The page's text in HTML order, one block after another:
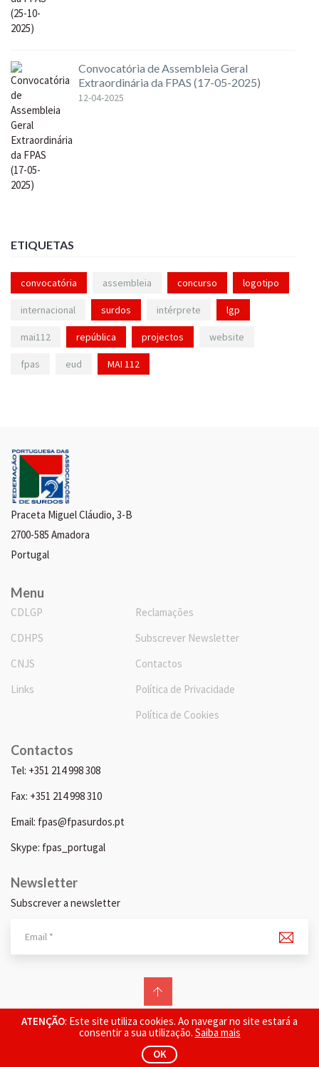
ATENÇÃO: Este site utiliza cookies. Ao navegar no site estará a
consentir a sua utilização. Saiba mais
OK
Convocatória de Assembleia Geral
Extraordinária da FPAS (17-05-2025)
12-04-2025
ETIQUETAS
convocatória assembleia concurso logotipo
internacional surdos intérprete lgp
mai112 república projectos website
fpas eud MAI 112
Praceta Miguel Cláudio, 3-B
2700-585 Amadora
Portugal
Menu
CDLGP
CDHPS
CNJS
Links
Reclamações
Subscrever Newsletter
Contactos
Política de Privacidade
Política de Cookies
Contactos
Tel: +351 214 998 308
Fax: +351 214 998 310
Email: fpas@fpasurdos.pt
Skype: fpas_portugal
Newsletter
Subscrever a newsletter
© 2026 FPAS. Todos os direitos reservados.